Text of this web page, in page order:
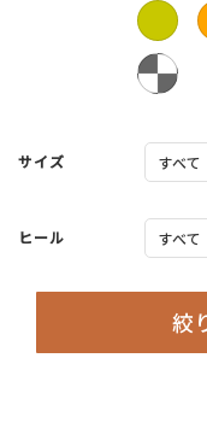
サイズ
ヒール
絞